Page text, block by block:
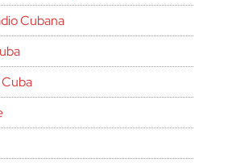
Cubana
Cuba